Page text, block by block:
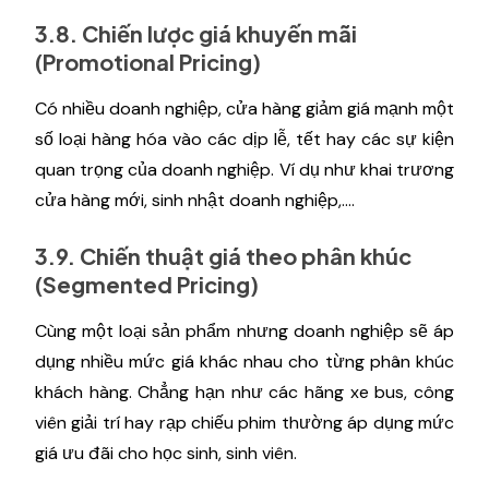
3.8. Chiến lược giá khuyến mãi
(Promotional Pricing)
Có nhiều doanh nghiệp, cửa hàng giảm giá mạnh một
số loại hàng hóa vào các dịp lễ, tết hay các sự kiện
quan trọng của doanh nghiệp. Ví dụ như khai trương
cửa hàng mới, sinh nhật doanh nghiệp,....
3.9. Chiến thuật giá theo phân khúc
(Segmented Pricing)
Cùng một loại sản phẩm nhưng doanh nghiệp sẽ áp
dụng nhiều mức giá khác nhau cho từng phân khúc
khách hàng. Chẳng hạn như các hãng xe bus, công
viên giải trí hay rạp chiếu phim thường áp dụng mức
giá ưu đãi cho học sinh, sinh viên.